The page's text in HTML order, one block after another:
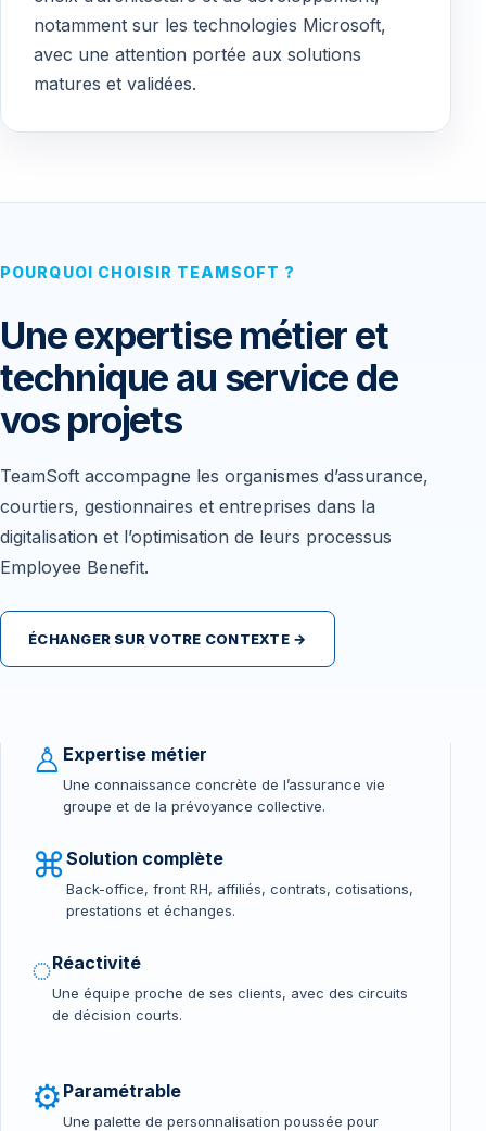
notamment sur les technologies Microsoft,
avec une attention portée aux solutions
matures et validées.
POURQUOI CHOISIR TEAMSOFT ?
Une expertise métier et
technique au service de
vos projets
TeamSoft accompagne les organismes d’assurance,
courtiers, gestionnaires et entreprises dans la
digitalisation et l’optimisation de leurs processus
Employee Benefit.
ÉCHANGER SUR VOTRE CONTEXTE →
♙ Expertise métier
Une connaissance concrète de l’assurance vie
groupe et de la prévoyance collective.
⌘Solution complète
Back-office, front RH, affiliés, contrats, cotisations,
prestations et échanges.
◌Réactivité
Une équipe proche de ses clients, avec des circuits
de décision courts.
⚙ Paramétrable
Une palette de personnalisation poussée pour